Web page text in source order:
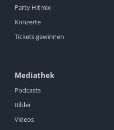
Party Hitmix
Konzerte
Tickets gewinnen
Mediathek
Podcasts
Bilder
Videos